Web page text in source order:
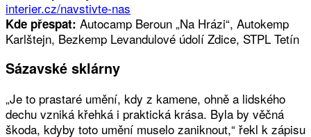
interier.cz/navstivte-nas
Kde přespat: Autocamp Beroun „Na Hrázi“, Autokemp
Karlštejn, Bezkemp Levandulové údolí Zdice, STPL Tetín
Sázavské sklárny
„Je to prastaré umění, kdy z kamene, ohně a lidského
dechu vzniká křehká i praktická krása. Byla by věčná
škoda, kdyby toto umění muselo zaniknout,“ řekl k zápisu